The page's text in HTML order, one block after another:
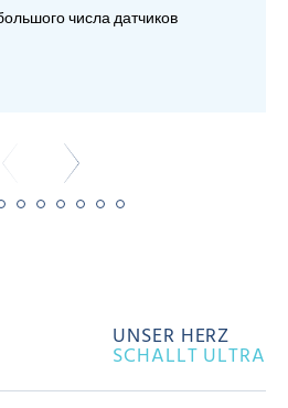
числа датчиков
UNSER HERZ
SCHALLT ULTRA